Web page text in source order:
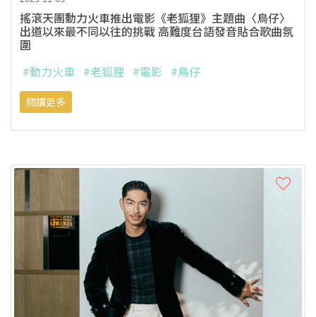
搖滾天團動力火車推出電影《老狐狸》主題曲〈鳥仔〉
出道以來最不同以往的挑戰 高難度台語發音貼合歌曲氛
圍
#動力火車 #老狐狸 #電影 #鳥仔
閱讀更多